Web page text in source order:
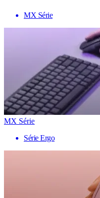
MX Série
MX Série
Série Ergo